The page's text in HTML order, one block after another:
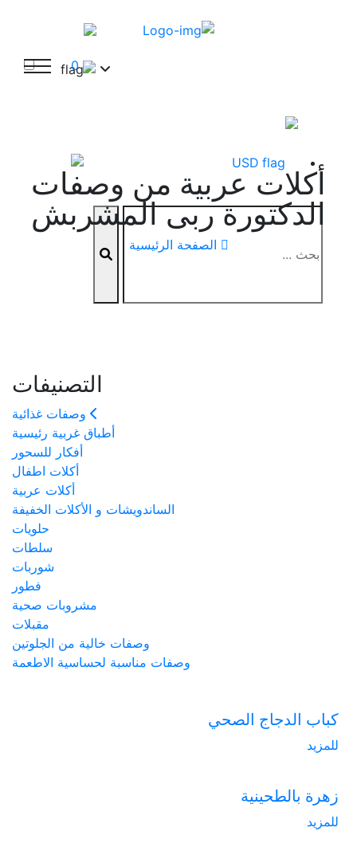
0
USD
أكلات عربية من وصفات
الدكتورة ربى المشربش
الصفحة الرئيسية
التصنيفات
وصفات غذائية
أطباق غربية رئيسية
أفكار للسحور
أكلات اطفال
أكلات عربية
الساندويشات و الأكلات الخفيفة
حلويات
سلطات
شوربات
فطور
مشروبات صحية
مقبلات
وصفات خالية من الجلوتين
وصفات مناسبة لحساسية الاطعمة
كباب الدجاج الصحي
للمزيد
زهرة بالطحينية
للمزيد